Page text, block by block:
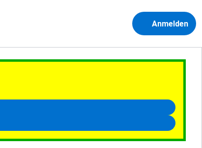
Anmelden